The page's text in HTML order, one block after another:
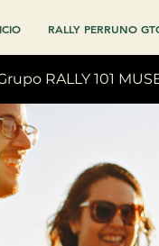
RALLY PERRUNO
RALLY 101